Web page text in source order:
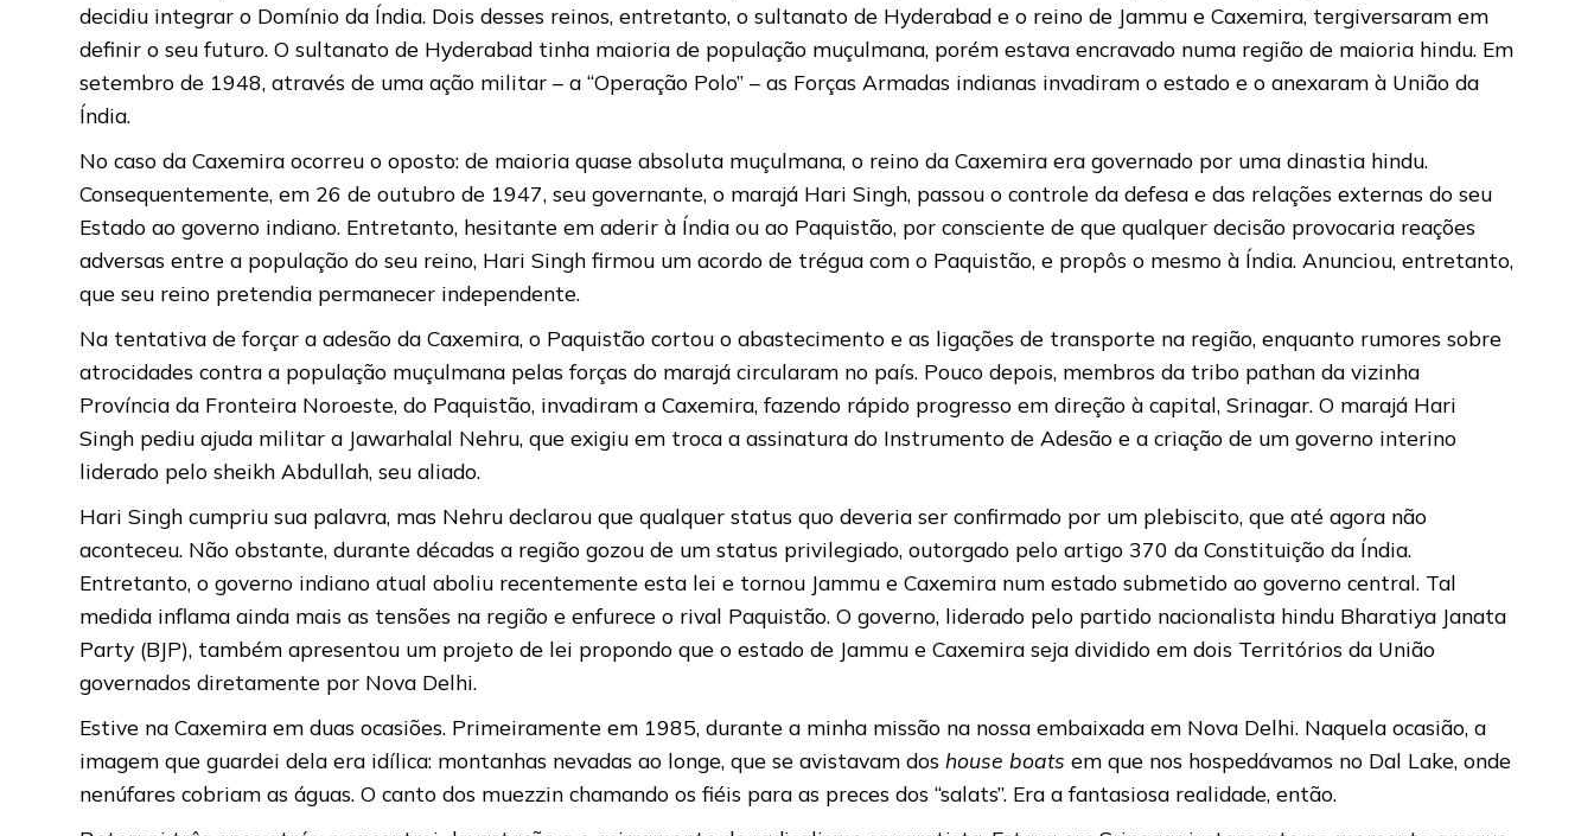
decidiu integrar o Domínio da Índia. Dois desses reinos, entretanto, o sultanato de Hyderabad e o reino de Jammu e Caxemira, tergiversaram em
definir o seu futuro. O sultanato de Hyderabad tinha maioria de população muçulmana, porém estava encravado numa região de maioria hindu. Em
setembro de 1948, através de uma ação militar – a “Operação Polo” – as Forças Armadas indianas invadiram o estado e o anexaram à União da
Índia.
No caso da Caxemira ocorreu o oposto: de maioria quase absoluta muçulmana, o reino da Caxemira era governado por uma dinastia hindu.
Consequentemente, em 26 de outubro de 1947, seu governante, o marajá Hari Singh, passou o controle da defesa e das relações externas do seu
Estado ao governo indiano. Entretanto, hesitante em aderir à Índia ou ao Paquistão, por consciente de que qualquer decisão provocaria reações
adversas entre a população do seu reino, Hari Singh firmou um acordo de trégua com o Paquistão, e propôs o mesmo à Índia. Anunciou, entretanto,
que seu reino pretendia permanecer independente.
Na tentativa de forçar a adesão da Caxemira, o Paquistão cortou o abastecimento e as ligações de transporte na região, enquanto rumores sobre
atrocidades contra a população muçulmana pelas forças do marajá circularam no país. Pouco depois, membros da tribo pathan da vizinha
Província da Fronteira Noroeste, do Paquistão, invadiram a Caxemira, fazendo rápido progresso em direção à capital, Srinagar. O marajá Hari
Singh pediu ajuda militar a Jawarhalal Nehru, que exigiu em troca a assinatura do Instrumento de Adesão e a criação de um governo interino
liderado pelo sheikh Abdullah, seu aliado.
Hari Singh cumpriu sua palavra, mas Nehru declarou que qualquer status quo deveria ser confirmado por um plebiscito, que até agora não
aconteceu. Não obstante, durante décadas a região gozou de um status privilegiado, outorgado pelo artigo 370 da Constituição da Índia.
Entretanto, o governo indiano atual aboliu recentemente esta lei e tornou Jammu e Caxemira num estado submetido ao governo central. Tal
medida inflama ainda mais as tensões na região e enfurece o rival Paquistão. O governo, liderado pelo partido nacionalista hindu Bharatiya Janata
Party (BJP), também apresentou um projeto de lei propondo que o estado de Jammu e Caxemira seja dividido em dois Territórios da União
governados diretamente por Nova Delhi.
Estive na Caxemira em duas ocasiões. Primeiramente em 1985, durante a minha missão na nossa embaixada em Nova Delhi. Naquela ocasião, a
imagem que guardei dela era idílica: montanhas nevadas ao longe, que se avistavam dos house boats em que nos hospedávamos no Dal Lake, onde
nenúfares cobriam as águas. O canto dos muezzin chamando os fiéis para as preces dos “salats”. Era a fantasiosa realidade, então.